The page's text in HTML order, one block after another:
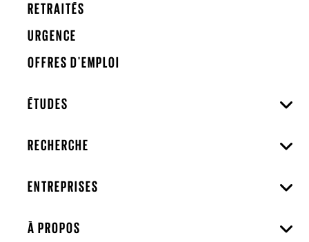
RETRAITÉS
URGENCE
OFFRES D'EMPLOI
ÉTUDES
RECHERCHE
ENTREPRISES
À PROPOS